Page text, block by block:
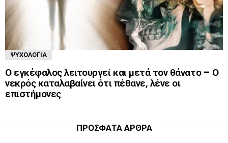
ΨΥΧΟΛΟΓΊΑ
Ο εγκέφαλος λειτουργεί και μετά τον θάνατο – Ο
νεκρός καταλαβαίνει ότι πέθανε, λένε οι
επιστήμονες
ΠΡΌΣΦΑΤΑ ΆΡΘΡΑ